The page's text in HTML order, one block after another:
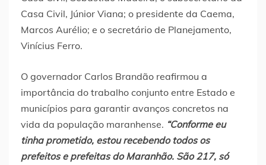
Casa Civil, Júnior Viana; o presidente da Caema,
Marcos Aurélio; e o secretário de Planejamento,
Vinícius Ferro.
O governador Carlos Brandão reafirmou a
importância do trabalho conjunto entre Estado e
municípios para garantir avanços concretos na
vida da população maranhense. “Conforme eu
tinha prometido, estou recebendo todos os
prefeitos e prefeitas do Maranhão. São 217, só